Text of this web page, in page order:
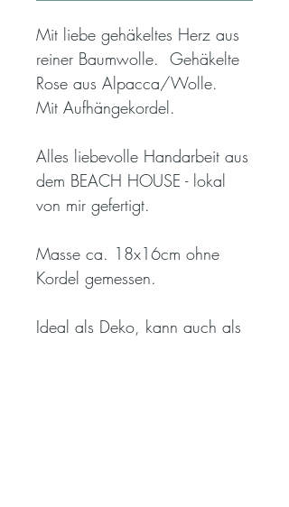
Mit liebe gehäkeltes Herz aus
reiner Baumwolle. Gehäkelte
Rose aus Alpacca/Wolle.
Mit Aufhängekordel.
Alles liebevolle Handarbeit aus
dem BEACH HOUSE - lokal
von mir gefertigt.
Masse ca. 18x16cm ohne
Kordel gemessen.
Ideal als Deko, kann auch als